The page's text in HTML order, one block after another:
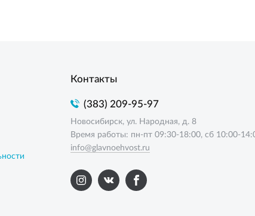
Контакты
(383) 209-95-97
Новосибирск, ул. Народная, д. 8
Время работы: пн-пт 09:30-18:00, сб 10:00-
info@glavnoehvost.ru